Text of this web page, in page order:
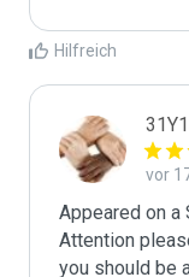
Hilfreich
vor
Appeared on a
Attention
you should be